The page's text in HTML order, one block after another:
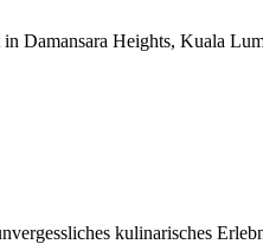
Damansara Heights, Kuala
kulinarisches